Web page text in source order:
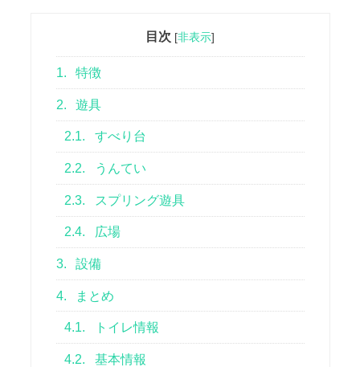
目次 [非表示]
1. 特徴
2. 遊具
2.1. すべり台
2.2. うんてい
2.3. スプリング遊具
2.4. 広場
3. 設備
4. まとめ
4.1. トイレ情報
4.2. 基本情報